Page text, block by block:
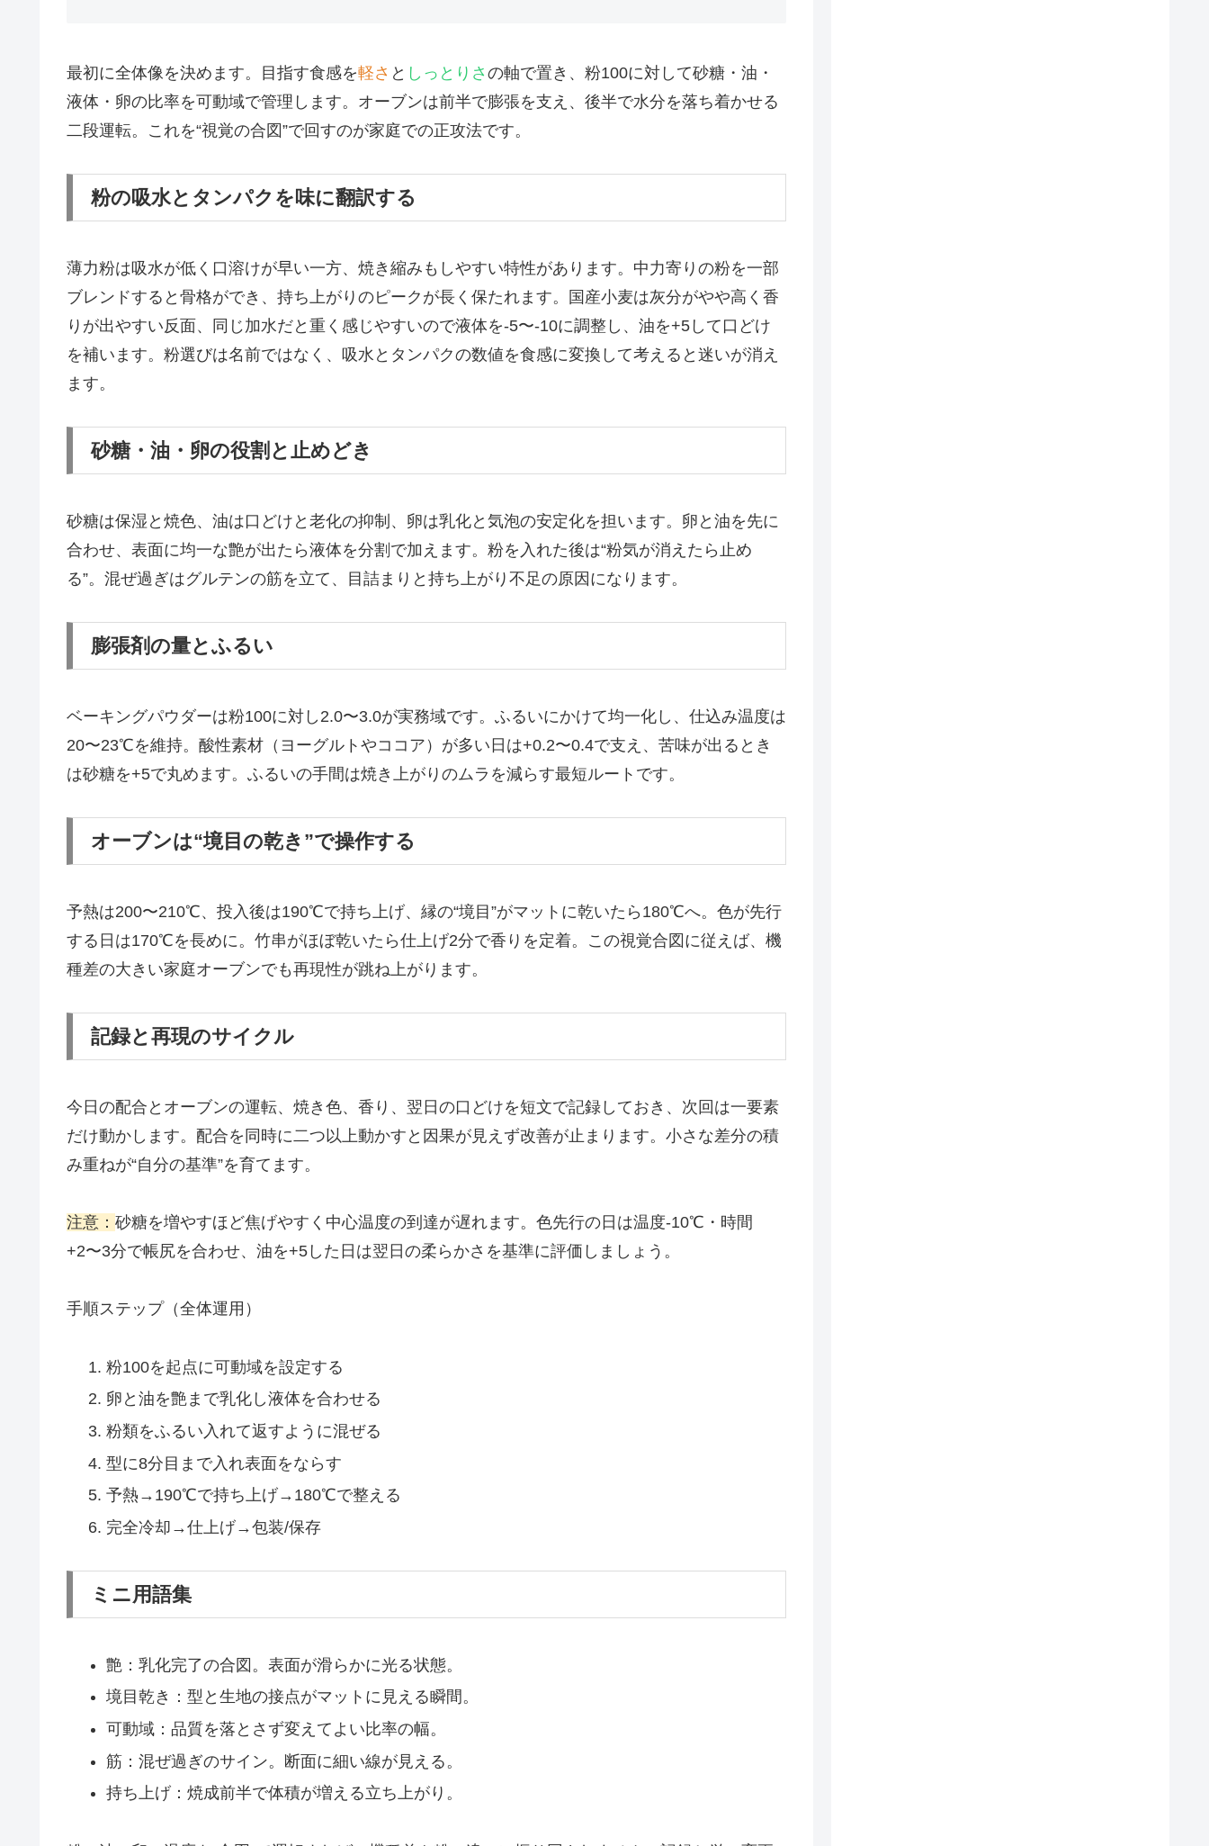
最初に全体像を決めます。目指す食感を軽さ と しっとりさ の軸で置き、粉100に対して砂糖・油・
液体・卵の比率を可動域で管理します。オーブンは前半で膨張を支え、後半で水分を落ち着かせる
二段運転。これを“視覚の合図”で回すのが家庭での正攻法です。
粉の吸水とタンパクを味に翻訳する
薄力粉は吸水が低く口溶けが早い一方、焼き縮みもしやすい特性があります。中力寄りの粉を一部
ブレンドすると骨格ができ、持ち上がりのピークが長く保たれます。国産小麦は灰分がやや高く香
りが出やすい反面、同じ加水だと重く感じやすいので液体を-5〜-10に調整し、油を+5して口どけ
を補います。粉選びは名前ではなく、吸水とタンパクの数値を食感に変換して考えると迷いが消え
ます。
砂糖・油・卵の役割と止めどき
砂糖は保湿と焼色、油は口どけと老化の抑制、卵は乳化と気泡の安定化を担います。卵と油を先に
合わせ、表面に均一な艶が出たら液体を分割で加えます。粉を入れた後は“粉気が消えたら止め
る”。混ぜ過ぎはグルテンの筋を立て、目詰まりと持ち上がり不足の原因になります。
膨張剤の量とふるい
ベーキングパウダーは粉100に対し2.0〜3.0が実務域です。ふるいにかけて均一化し、仕込み温度は
20〜23℃を維持。酸性素材（ヨーグルトやココア）が多い日は+0.2〜0.4で支え、苦味が出るとき
は砂糖を+5で丸めます。ふるいの手間は焼き上がりのムラを減らす最短ルートです。
オーブンは“境目の乾き”で操作する
予熱は200〜210℃、投入後は190℃で持ち上げ、縁の“境目”がマットに乾いたら180℃へ。色が先行
する日は170℃を長めに。竹串がほぼ乾いたら仕上げ2分で香りを定着。この視覚合図に従えば、機
種差の大きい家庭オーブンでも再現性が跳ね上がります。
記録と再現のサイクル
今日の配合とオーブンの運転、焼き色、香り、翌日の口どけを短文で記録しておき、次回は一要素
だけ動かします。配合を同時に二つ以上動かすと因果が見えず改善が止まります。小さな差分の積
み重ねが“自分の基準”を育てます。
注意： 砂糖を増やすほど焦げやすく中心温度の到達が遅れます。色先行の日は温度-10℃・時間
+2〜3分で帳尻を合わせ、油を+5した日は翌日の柔らかさを基準に評価しましょう。
手順ステップ（全体運用）
粉100を起点に可動域を設定する
卵と油を艶まで乳化し液体を合わせる
粉類をふるい入れて返すように混ぜる
型に8分目まで入れ表面をならす
予熱→190℃で持ち上げ→180℃で整える
完全冷却→仕上げ→包装/保存
ミニ用語集
艶：乳化完了の合図。表面が滑らかに光る状態。
境目乾き：型と生地の接点がマットに見える瞬間。
可動域：品質を落とさず変えてよい比率の幅。
筋：混ぜ過ぎのサイン。断面に細い線が見える。
持ち上げ：焼成前半で体積が増える立ち上がり。